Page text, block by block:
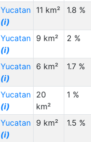
Yucatan
(i)
11 km² 1.8 %
Yucatan
(i)
9 km² 2 %
Yucatan
(i)
6 km² 1.7 %
Yucatan
(i)
20
km²
1 %
Yucatan
(i)
9 km² 1.5 %